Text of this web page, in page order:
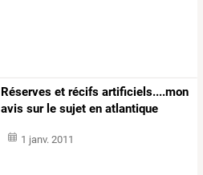
Réserves et récifs artificiels....mon
avis sur le sujet en atlantique
1 janv. 2011